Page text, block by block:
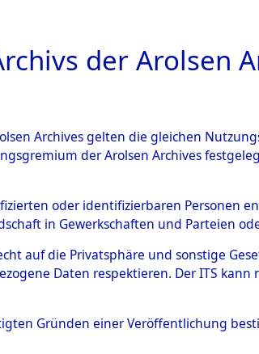
ÜBERSICHT BILD
(108012580)
POTHOVEN,
der Arolsen
Archives gelten die gleichen
der Arolsen Archives
oder identifizierbaren Personen
in Gewerkschaften und Parteien
auf die Privatsphäre und sonstige
Daten respektieren. Der ITS
Gründen einer Veröffentlichung